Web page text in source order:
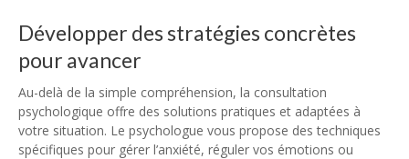
Développer des stratégies concrètes
pour avancer
Au-delà de la simple compréhension, la consultation
psychologique offre des solutions pratiques et adaptées à
votre situation. Le psychologue vous propose des techniques
spécifiques pour gérer l’anxiété, réguler vos émotions ou